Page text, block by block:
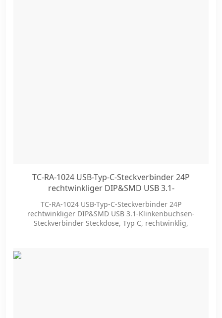
TC-RA-1024 USB-Typ-C-Steckverbinder 24P
rechtwinkliger DIP&SMD USB 3.1-
Klinkenbuchsen-Steckverbinder
TC-RA-1024 USB-Typ-C-Steckverbinder 24P
rechtwinkliger DIP&SMD USB 3.1-Klinkenbuchsen-
Steckverbinder Steckdose, Typ C, rechtwinklig,